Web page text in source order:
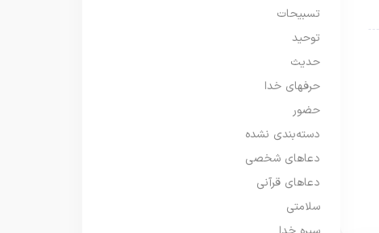
تسبیحات
توحید
حدیث
حرفهای خدا
حضور
دسته‌بندی نشده
دعاهای شخصی
دعاهای قرآنی
سلامتی